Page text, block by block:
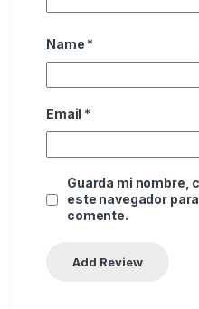
Name *
Email *
Guarda mi nombre,
este navegador
comente.